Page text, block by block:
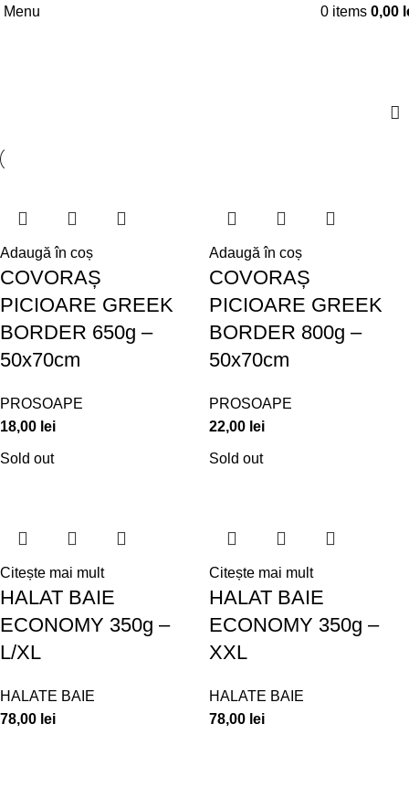
Menu 0 items 0,00
Adaugă în coș
COVORAȘ
PICIOARE GREEK
BORDER 650g –
50x70cm
PROSOAPE
18,00 lei
Adaugă în coș
COVORAȘ
PICIOARE GREEK
BORDER 800g –
50x70cm
PROSOAPE
22,00 lei
Sold out
Citește mai mult
HALAT BAIE
ECONOMY 350g –
L/XL
HALATE BAIE
78,00 lei
Sold out
Citește mai mult
HALAT BAIE
ECONOMY 350g –
XXL
HALATE BAIE
78,00 lei